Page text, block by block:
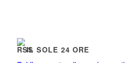
IL SOLE 24 ORE